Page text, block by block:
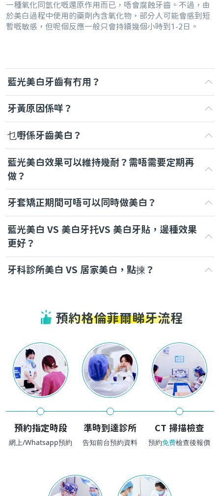
一種氧化同氫化嘅還原作用而已，唔會腐蝕牙齒。不過，由
於美白過程中使用的藥劑內含氧化物，部分人可能會感到短
暫嘅敏感，但呢個反應一般只會持續幾個小時到1-2日。
藍光美白牙齒有冇用？
牙黃原因係咩？
乜嘢係牙齒美白？
藍光美白效果可以維持幾耐？需唔需要定期再
做？
牙套矯正期間可唔可以同時做美白？
藍光美白 VS 美白牙托VS 美白牙貼，邊種效果
更好？
牙科診所美白 VS 居家美白，點揀？
預約格倫菲爾睇牙流程
預約指定時段
網上/Whatsapp預約
準時到達診所
告知前台預約資料
CT 掃描檢查
預約免费檢查後報價